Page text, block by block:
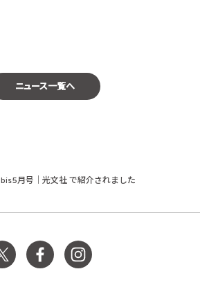
ニュース一覧へ
bis5月号｜光文社 で紹介されました